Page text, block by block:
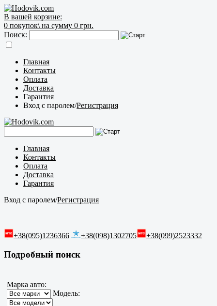
В вашей корзине:
0 покупок\ на сумму 0 грн.
Поиск:
Главная
Контакты
Оплата
Доставка
Гарантия
Вход с паролем/Регистрация
Главная
Контакты
Оплата
Доставка
Гарантия
Вход с паролем/Регистрация
+38(095)1236366 +38(098)1302705 +38(099)2523332
Подробный поиск
Марка авто:
Модель: